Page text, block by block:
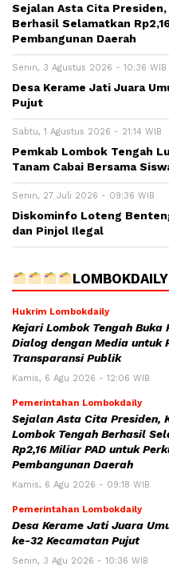
Sejalan Asta Cita
Berhasil Selamatkan
Pembangunan Daerah
Senin, 3 Agustus 2026 - 10:36 WIB
Desa Kerame Jati Juara
Pujut
Sabtu, 1 Agustus 2026 - 21:14 WIB
Pemkab Lombok Tengah
Tanam Cabai Bersama
Senin, 27 Juli 2026 - 09:36 WIB
Diskominfo Loteng
dan Pinjol Ilegal
Hukrim Lombokdaily
Kejari Lombok Tengah Buka
Dialog dengan Media untuk
Transparansi Publik
Kamis, 6 Agu 2026 - 12:06 WIB
Pemerintahan Lombokdaily
Sejalan Asta Cita Presiden,
Lombok Tengah Berhasil
Rp2,16 Miliar PAD untuk
Pembangunan Daerah
Kamis, 6 Agu 2026 - 09:18 WIB
Pemerintahan Lombokdaily
Desa Kerame Jati Juara
ke-32 Kecamatan Pujut
Senin, 3 Agu 2026 - 10:36 WIB